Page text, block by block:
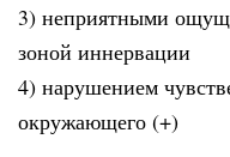
3) неприятными
зоной иннервации
4) нарушением
окружающего (+)